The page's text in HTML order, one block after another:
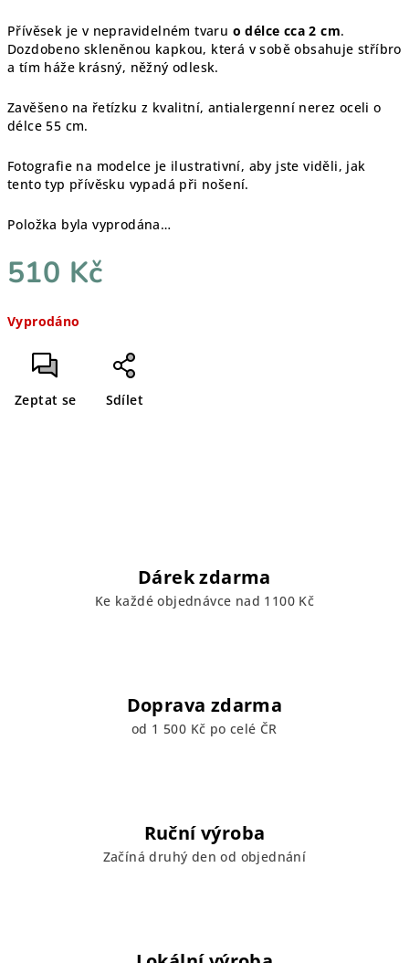
Přívěsek je v nepravidelném tvaru o délce cca 2 cm.
Dozdobeno skleněnou kapkou, která v sobě obsahuje stříbro
a tím háže krásný, něžný odlesk.
Zavěšeno na řetízku z kvalitní, antialergenní nerez oceli o
délce 55 cm.
Fotografie na modelce je ilustrativní, aby jste viděli, jak
tento typ přívěsku vypadá při nošení.
Položka byla vyprodána…
510 Kč
cena:
Vyprodáno
Zeptat se Sdílet
Dárek zdarma
Ke každé objednávce nad 1100 Kč
Doprava zdarma
od 1 500 Kč po celé ČR
Ruční výroba
Začíná druhý den od objednání